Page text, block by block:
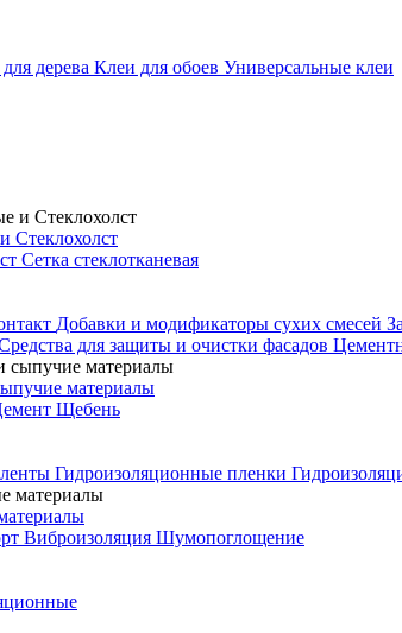
дерева Клеи для обоев Универсальные клеи
Стеклохолст
Сетка стеклотканевая
Добавки и модификаторы сухих смесей
для защиты и очистки фасадов
материалы
Щебень
Гидроизоляционные пленки
Виброизоляция Шумопоглощение